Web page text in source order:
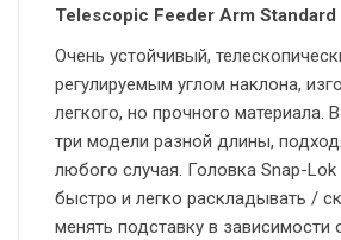
Telescopic Feeder Arm Standard
Очень устойчивый,
регулируемым углом наклона,
легкого, но прочного материала.
три модели разной длины,
любого случая. Головка Snap-Lok
быстро и легко раскладывать /
менять подставку в зависимости